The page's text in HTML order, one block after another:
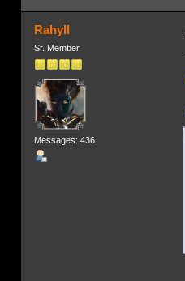
Rahyll
Sr. Member
Messages: 436